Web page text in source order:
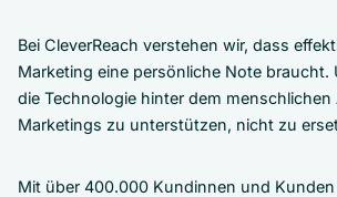
Bei CleverReach verstehen wir, dass
Marketing eine persönliche Note braucht.
die Technologie hinter dem menschlichen
Marketings zu unterstützen, nicht zu
Mit über 400.000 Kundinnen und